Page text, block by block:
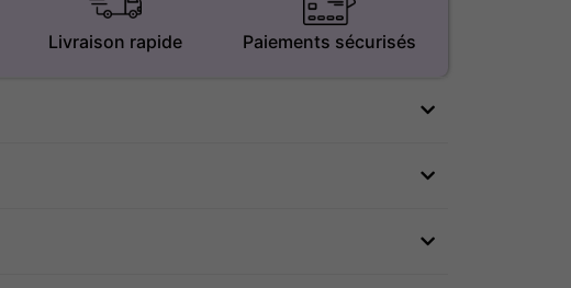
Livraison rapide Paiements sécurisés